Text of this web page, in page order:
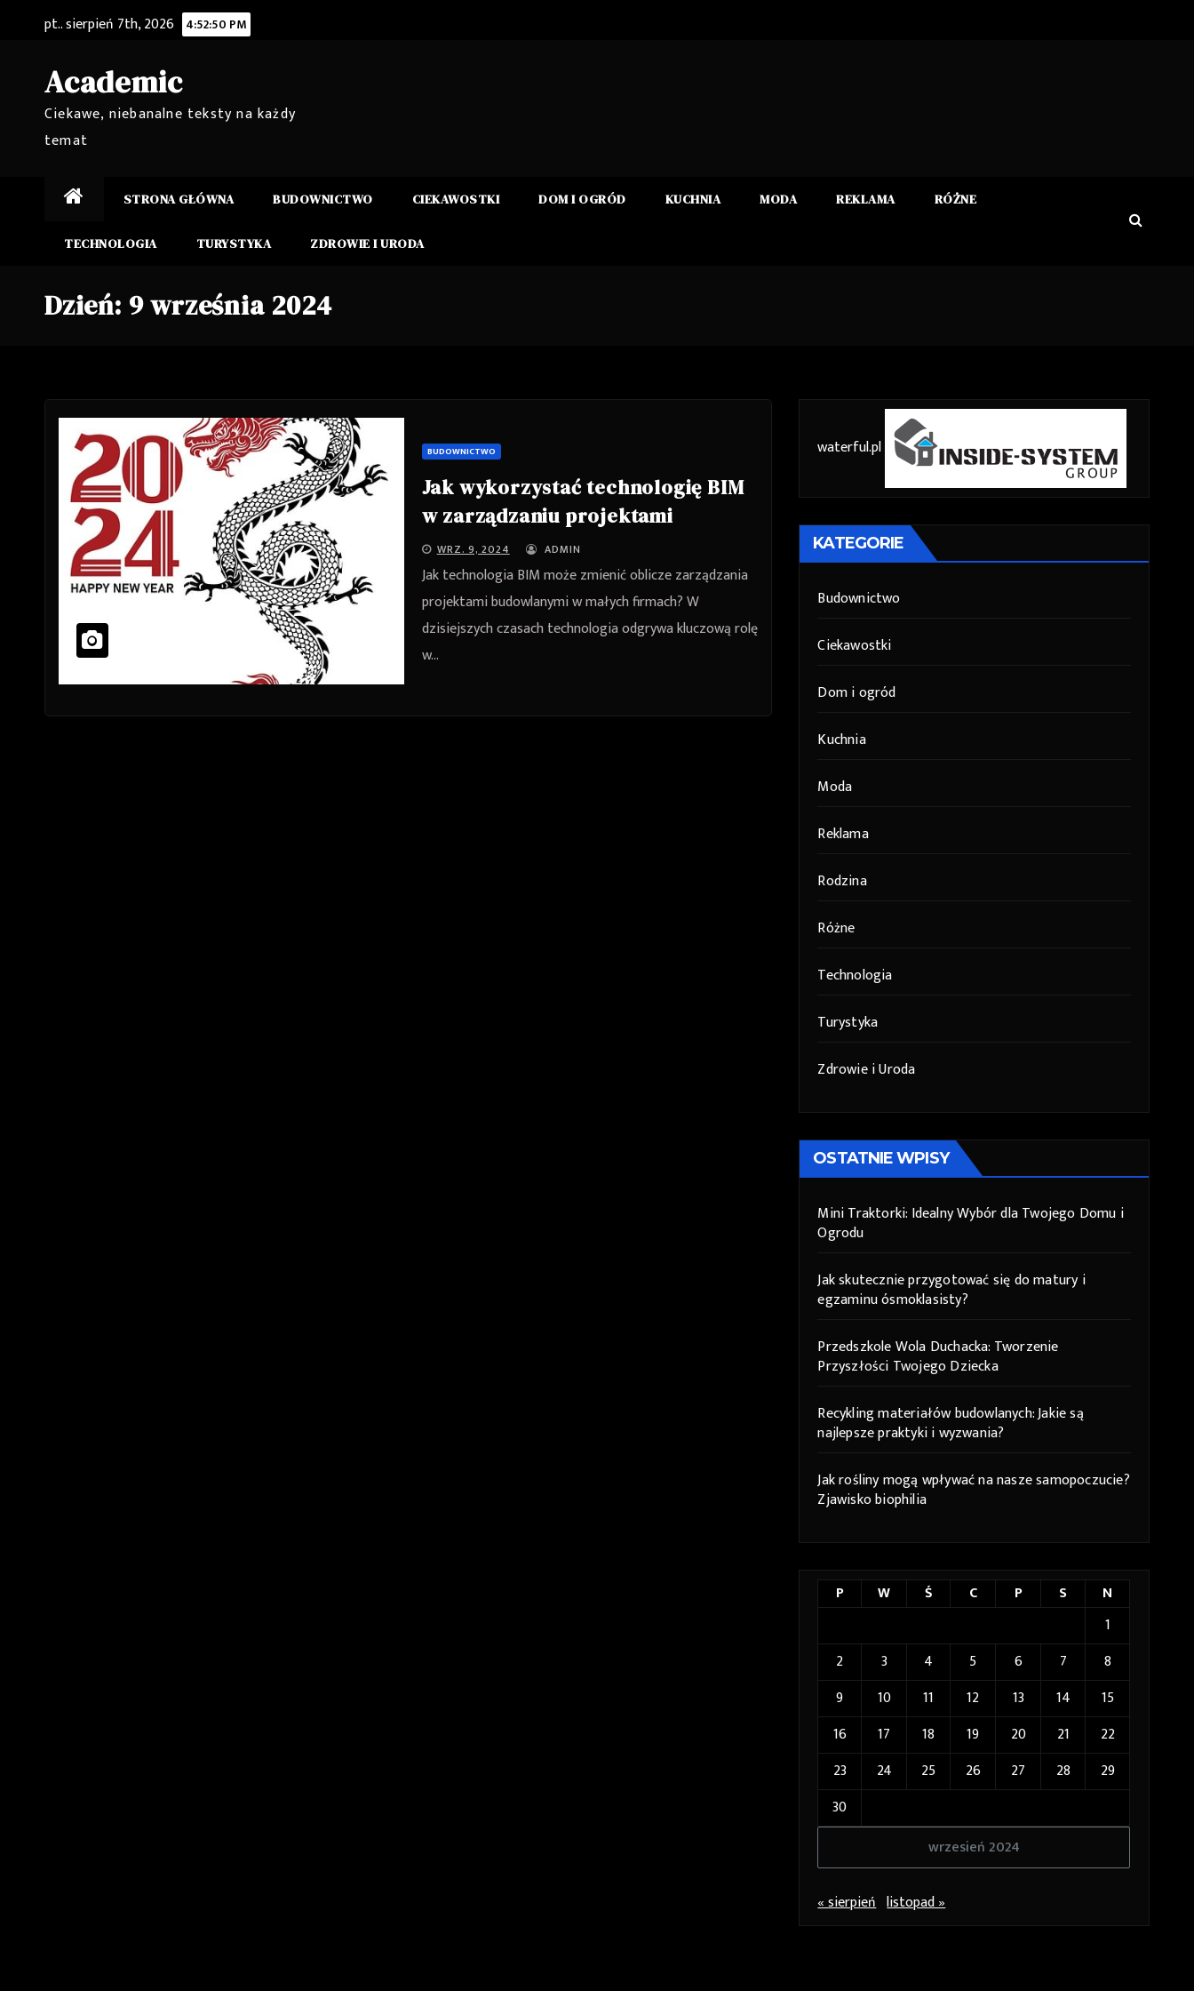
pt.. sierpień 7th, 2026 4:52:51 PM
Academic
Ciekawe, niebanalne teksty na każdy
temat
STRONA GŁÓWNA BUDOWNICTWO CIEKAWOSTKI DOM I OGRÓD KUCHNIA MODA REKLAMA RÓŻNE
TECHNOLOGIA TURYSTYKA ZDROWIE I URODA
Dzień: 9 września 2024
BUDOWNICTWO
Jak wykorzystać technologię BIM
w zarządzaniu projektami
budowlanymi dla małych firm?
WRZ. 9, 2024 ADMIN
Jak technologia BIM może zmienić oblicze zarządzania
projektami budowlanymi w małych firmach? W
dzisiejszych czasach technologia odgrywa kluczową rolę
w…
waterful.pl
KATEGORIE
Budownictwo
Ciekawostki
Dom i ogród
Kuchnia
Moda
Reklama
Rodzina
Różne
Technologia
Turystyka
Zdrowie i Uroda
OSTATNIE WPISY
Mini Traktorki: Idealny Wybór dla Twojego Domu i
Ogrodu
Jak skutecznie przygotować się do matury i
egzaminu ósmoklasisty?
Przedszkole Wola Duchacka: Tworzenie
Przyszłości Twojego Dziecka
Recykling materiałów budowlanych: Jakie są
najlepsze praktyki i wyzwania?
Jak rośliny mogą wpływać na nasze samopoczucie?
Zjawisko biophilia
wrzesień 2024
P W Ś C P S
N
1
2
3 4 5 6 7
8
9
10 11 12 13 14
15
16
17 18 19 20 21
22
23
24 25 26 27 28
29
30
« sierpień listopad »